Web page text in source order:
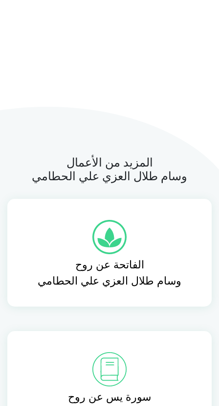
المزيد من الأعمال
وسام طلال العزي علي الحطامي
الفاتحة عن روح
وسام طلال العزي علي الحطامي
سورة يس عن روح